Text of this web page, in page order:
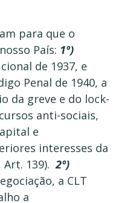
para que o
País: 1º)
de 1937, e
Penal de 1940, a
da greve e do lock-
anti-sociais,
e
interesses da
Art. 139).2º)
a CLT
a